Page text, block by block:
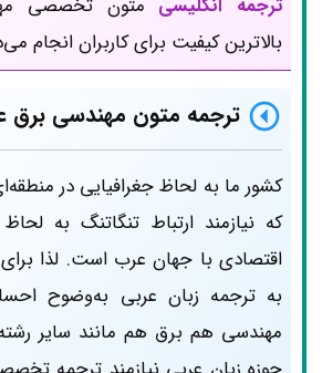
ترجمه انگلیسی متون تخصصی
بالاترین کیفیت برای کاربران انجام
ترجمه متون مهندسی برق
کشور ما به لحاظ جغرافیایی در
که نیازمند ارتباط تنگاتنگ به
اقتصادی با جهان عرب است. لذا برای
به ترجمه زبان عربی به‌وضوح
مهندسی هم برق هم مانند سایر